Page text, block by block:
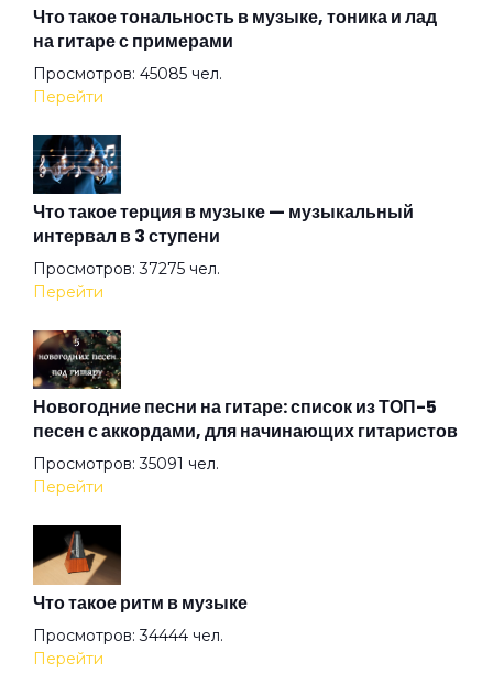
Воздух
Ворота
Все кто нёс
Всего лишь быть
Джульетта
Дыхание
Жажда
Что такое тональность в музыке, тоника и лад
на гитаре с примерами
Просмотров: 45085 чел.
Перейти
Что такое терция в музыке — музыкальный
интервал в 3 ступени
Просмотров: 37275 чел.
Перейти
Новогодние песни на гитаре: список из ТОП-5
песен с аккордами, для начинающих гитаристов
Просмотров: 35091 чел.
Перейти
Что такое ритм в музыке
Просмотров: 34444 чел.
Перейти